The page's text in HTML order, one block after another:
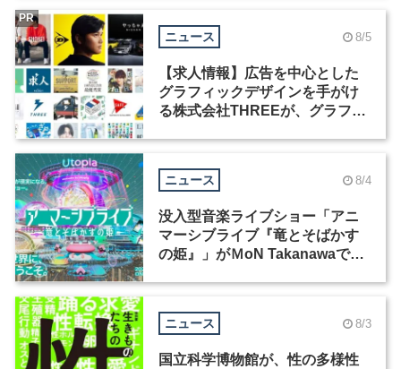
ニュース 8/5
【求人情報】広告を中心とした
グラフィックデザインを手がけ
る株式会社THREEが、グラフィ
PR
ニュース 8/4
没入型音楽ライブショー「アニ
マーシブライブ『竜とそばかす
の姫』」がＭoN Takanawaで開
ニュース 8/3
国立科学博物館が、性の多様性